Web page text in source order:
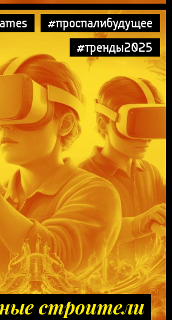
#проспалибудущее
#тренды2025
строители